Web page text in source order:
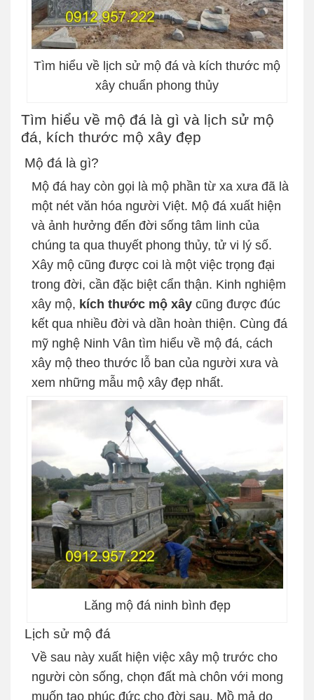
Tìm hiểu về lịch sử mộ đá và kích thước mộ
xây chuẩn phong thủy
Tìm hiểu về mộ đá là gì và lịch sử mộ
đá, kích thước mộ xây đẹp
Mộ đá là gì?
Mộ đá hay còn gọi là mộ phần từ xa xưa đã là
một nét văn hóa người Việt. Mộ đá xuất hiện
và ảnh hưởng đến đời sống tâm linh của
chúng ta qua thuyết phong thủy, tử vi lý số.
Xây mộ cũng được coi là một việc trọng đại
trong đời, cần đặc biệt cẩn thận. Kinh nghiệm
xây mộ, kích thước mộ xây cũng được đúc
kết qua nhiều đời và dần hoàn thiện. Cùng đá
mỹ nghệ Ninh Vân tìm hiểu về mộ đá, cách
xây mộ theo thước lỗ ban của người xưa và
xem những mẫu mộ xây đẹp nhất.
Lăng mộ đá ninh bình đẹp
Lịch sử mộ đá
Về sau này xuất hiện việc xây mộ trước cho
người còn sống, chọn đất mà chôn với mong
muốn tạo phúc đức cho đời sau. Mồ mả do